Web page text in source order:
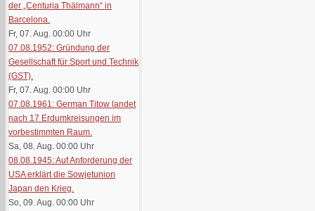
der „Centuria Thälmann“ in
Barcelona.
Fr, 07. Aug. 00:00 Uhr
07.08.1952: Gründung der
Gesellschaft für Sport und Technik
(GST).
Fr, 07. Aug. 00:00 Uhr
07.08.1961: German Titow landet
nach 17 Erdumkreisungen im
vorbestimmten Raum.
Sa, 08. Aug. 00:00 Uhr
08.08.1945: Auf Anforderung der
USA erklärt die Sowjetunion
Japan den Krieg.
So, 09. Aug. 00:00 Uhr